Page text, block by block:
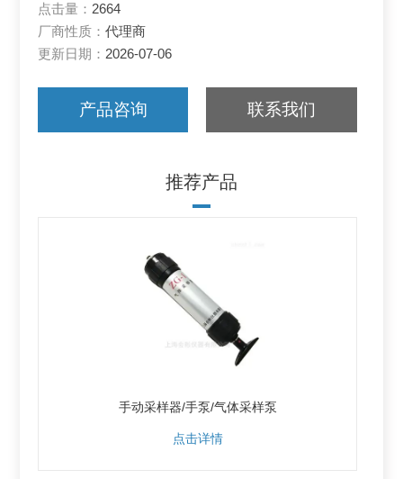
点击量： 2664
厂商性质：代理商
更新日期： 2026-07-06
产品咨询 联系我们
推荐产品
手动采样器/手泵/气体采样泵
点击详情